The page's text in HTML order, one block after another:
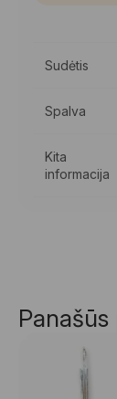
Sudėtis
Spalva
Kita
informacija